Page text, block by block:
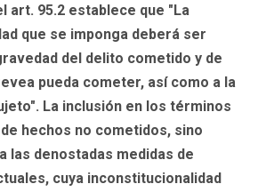
art. 95.2 establece que "La
que se imponga deberá ser
del delito cometido y de
pueda cometer, así como a la
La inclusión en los términos
hechos no cometidos, sino
las denostadas medidas de
cuya inconstitucionalidad